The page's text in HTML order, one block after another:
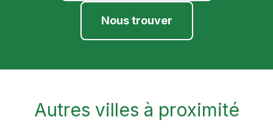
Nous trouver
Autres villes à proximité